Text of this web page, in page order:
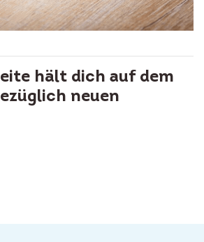
hält dich auf dem
neuen